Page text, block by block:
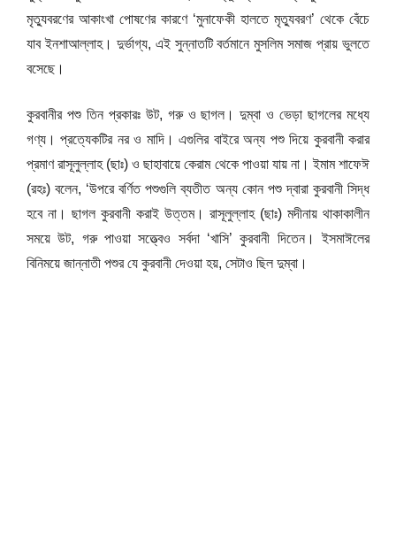
মৃত্যুবরণের আকাংখা পোষণের কারণে ‘মুনাফেকী হালতে মৃত্যুবরণ’ থেকে বেঁচে
যাব ইনশাআল্লাহ। দুর্ভাগ্য, এই সুন্নাতটি বর্তমানে মুসলিম সমাজ প্রায় ভুলতে
বসেছে।
কুরবানীর পশু তিন প্রকারঃ উট, গরু ও ছাগল। দুম্বা ও ভেড়া ছাগলের মধ্যে
গণ্য। প্রত্যেকটির নর ও মাদি। এগুলির বাইরে অন্য পশু দিয়ে কুরবানী করার
প্রমাণ রাসূলুল্লাহ (ছাঃ) ও ছাহাবায়ে কেরাম থেকে পাওয়া যায় না। ইমাম শাফেঈ
(রহঃ) বলেন, ‘উপরে বর্ণিত পশুগুলি ব্যতীত অন্য কোন পশু দ্বারা কুরবানী সিদ্ধ
হবে না। ছাগল কুরবানী করাই উত্তম। রাসূলুল্লাহ (ছাঃ) মদীনায় থাকাকালীন
সময়ে উট, গরু পাওয়া সত্ত্বেও সর্বদা ‘খাসি’ কুরবানী দিতেন। ইসমাঈলের
বিনিময়ে জান্নাতী পশুর যে কুরবানী দেওয়া হয়, সেটাও ছিল দুম্বা।